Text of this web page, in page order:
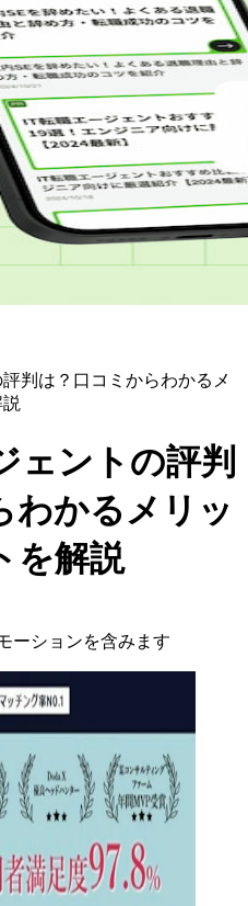
判は？口コミからわかるメ
ェントの評判
わかるメリッ
を解説
ーションを含みます